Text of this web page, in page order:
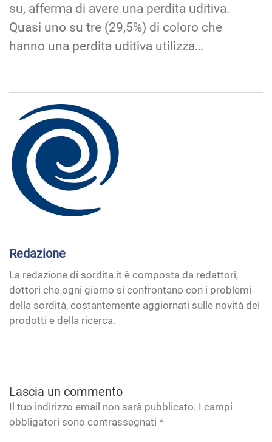
su, afferma di avere una perdita uditiva.
Quasi uno su tre (29,5%) di coloro che
hanno una perdita uditiva utilizza…
Redazione
La redazione di sordita.it è composta da redattori,
dottori che ogni giorno si confrontano con i problemi
della sordità, costantemente aggiornati sulle novità dei
prodotti e della ricerca.
Lascia un commento
Il tuo indirizzo email non sarà pubblicato. I campi
obbligatori sono contrassegnati *